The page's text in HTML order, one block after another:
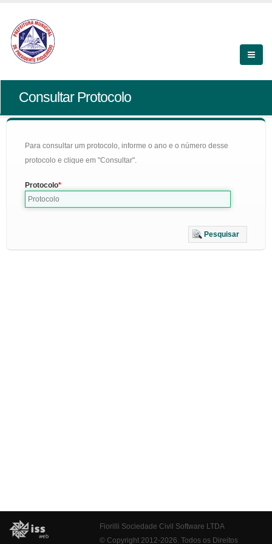
Consultar Protocolo
Para consultar um protocolo, informe o ano e o número desse
protocolo e clique em "Consultar".
Protocolo
Pesquisar
Fiorilli Sociedade Civil Software LTDA
© Copyright 2012-2026. Todos os Direitos